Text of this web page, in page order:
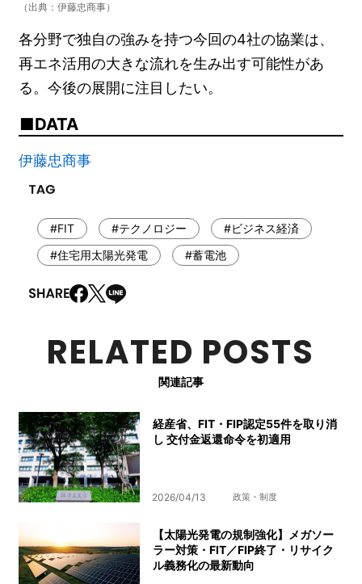
（出典：伊藤忠商事）
各分野で独自の強みを持つ今回の4社の協業は、
再エネ活用の大きな流れを生み出す可能性があ
る。今後の展開に注目したい。
DATA
伊藤忠商事
#FIT #テクノロジー
#ビジネス経済
#住宅用太陽光発電
#蓄電池
RELATED POSTS
関連記事
経産省、FIT・FIP認定55件を取り消
し 交付金返還命令を初適用
2026/04/13 政策・制度
【太陽光発電の規制強化】メガソー
ラー対策・FIT／FIP終了・リサイク
ル義務化の最新動向